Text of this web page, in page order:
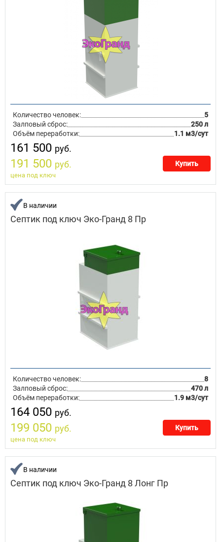
Количество человек:
5
Залповый сброс:
250 л
Объём переработки:
1.1 м3/сут
161 500 руб.
191 500 руб. Купить
цена под ключ
В наличии
Септик под ключ Эко-Гранд 8 Пр
Количество человек:
8
Залповый сброс:
470 л
Объём переработки:
1.9 м3/сут
164 050 руб.
199 050 руб. Купить
цена под ключ
В наличии
Септик под ключ Эко-Гранд 8 Лонг Пр